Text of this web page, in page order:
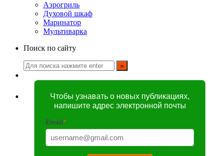
Аэрогриль
Духовой шкаф
Маринатор
Мультиварка
Поиск по сайту
Чтобы узнавать о новых публикациях,
напишите адрес электронной почты
Email *